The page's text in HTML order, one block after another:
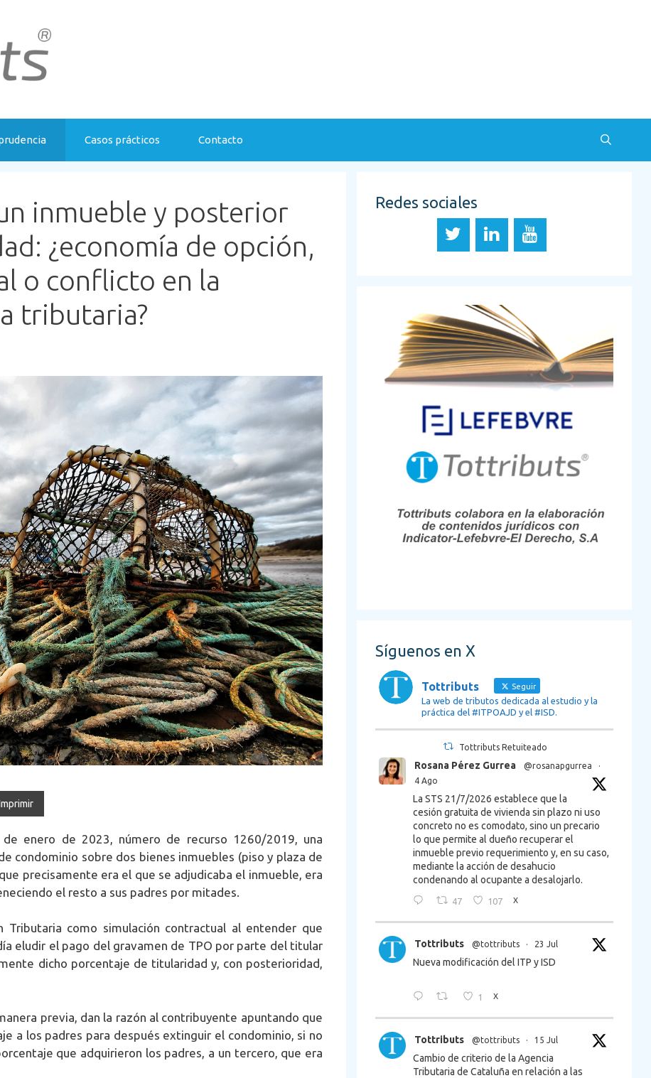
Casos prácticos Contacto
inmueble y posterior
¿economía de opción,
o conflicto en la
tributaria?
enero de 2023, número de recurso 1260/2019, una
condominio sobre dos bienes inmuebles (piso y plaza de
precisamente era el que se adjudicaba el inmueble, era
el resto a sus padres por mitades.
como simulación contractual al entender que
eludir el pago del gravamen de TPO por parte del titular
dicho porcentaje de titularidad y, con posterioridad,
previa, dan la razón al contribuyente apuntando que
a los padres para después extinguir el condominio, si no
que adquirieron los padres, a un tercero, que era
Redes sociales
Síguenos en X
Tottributs Seguir
La web de tributos dedicada al estudio y la
práctica del #ITPOAJD y el #ISD.
Tottributs Retuiteado
Rosana Pérez Gurrea @rosanapgurrea
·
4 Ago
La STS 21/7/2026 establece que la
cesión gratuita de vivienda sin plazo ni uso
concreto no es comodato, sino un precario
lo que permite al dueño recuperar el
inmueble previo requerimiento y, en su caso,
mediante la acción de desahucio
condenando al ocupante a desalojarlo.
47 107 X
Tottributs @tottributs · 23 Jul
Nueva modificación del ITP y ISD
1 X
Tottributs @tottributs · 15 Jul
Cambio de criterio de la Agencia
Tributaria de Cataluña en relación a las